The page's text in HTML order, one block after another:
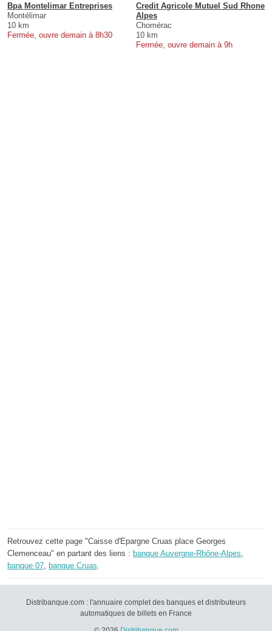
Bpa Montelimar Entreprises
Montélimar
10 km
Fermée, ouvre demain à 8h30
Credit Agricole Mutuel Sud Rhone
Alpes
Chomérac
10 km
Fermée, ouvre demain à 9h
Retrouvez cette page "Caisse d'Epargne Cruas place Georges
Clemenceau" en partant des liens : banque Auvergne-Rhône-Alpes
banque 07
banque Cruas
Distribanque.com : l'annuaire complet des banques et distributeurs
automatiques de billets en France